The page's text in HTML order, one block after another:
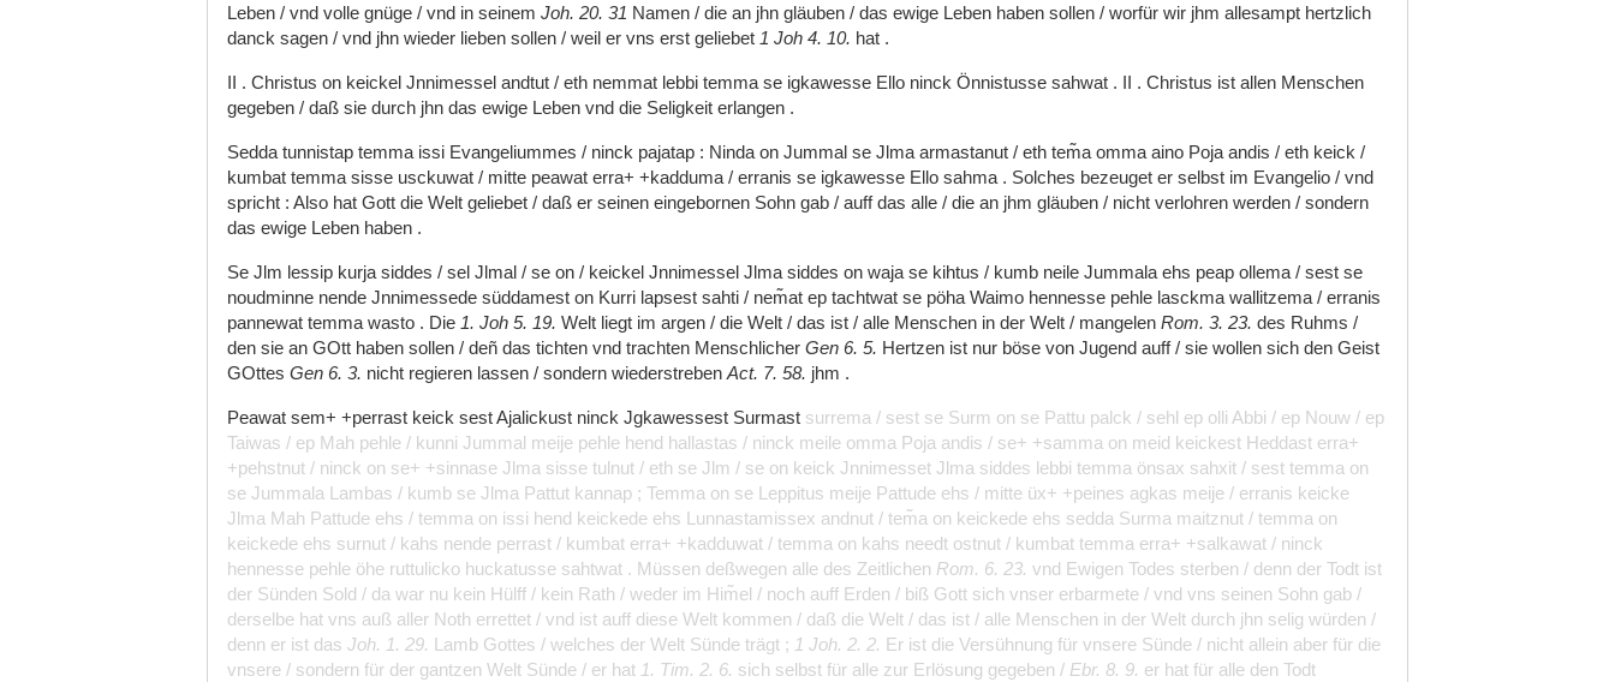
Leben / vnd volle gnüge / vnd in seinem Joh. 20. 31 Namen / die an jhn gläuben / das ewige Leben haben sollen / worfür wir jhm allesampt hertzlich
danck sagen / vnd jhn wieder lieben sollen / weil er vns erst geliebet 1 Joh 4. 10. hat .
II . Christus on keickel Jnnimessel andtut / eth nemmat lebbi temma se igkawesse Ello ninck Önnistusse sahwat . II . Christus ist allen Menschen
gegeben / daß sie durch jhn das ewige Leben vnd die Seligkeit erlangen .
Sedda tunnistap temma issi Evangeliummes / ninck pajatap : Ninda on Jummal se Jlma armastanut / eth tem͂a omma aino Poja andis / eth keick /
kumbat temma sisse usckuwat / mitte peawat erra+ +kadduma / erranis se igkawesse Ello sahma . Solches bezeuget er selbst im Evangelio / vnd
spricht : Also hat Gott die Welt geliebet / daß er seinen eingebornen Sohn gab / auffdas alle / die an jhm gläuben / nicht verlohren werden / sondern
das ewige Leben haben .
Se Jlm lessip kurja siddes / sel Jlmal / se on / keickel Jnnimessel Jlma siddes on waja se kihtus / kumb neile Jummala ehs peap ollema / sest se
noudminne nende Jnnimessede süddamest on Kurri lapsest sahti / nem͂at ep tachtwat se pöha Waimo hennesse pehle lasckma wallitzema / erranis
pannewat temma wasto . Die 1. Joh 5. 19. Welt liegt im argen / die Welt / das ist / alle Menschen in der Welt / mangelen Rom. 3. 23. des Ruhms /
den sie an GOtt haben sollen / deñ das tichten vnd trachten Menschlicher Gen 6. 5. Hertzen ist nur böse von Jugend auff/ sie wollen sich den Geist
GOttes Gen 6. 3. nicht regieren lassen / sondern wiederstreben Act. 7. 58. jhm .
Peawat sem+ +perrast keick sestAjalickust ninck Jgkawessest Surmast surrema / sest se Surm on se Pattu palck / sehl ep olli Abbi / ep Nouw / ep
Taiwas / ep Mah pehle / kunni Jummal meije pehle hend hallastas / ninck meile omma Poja andis / se+ +samma on meid keickest Heddast erra+
+pehstnut / ninck on se+ +sinnase Jlma sisse tulnut / eth se Jlm / se on keick Jnnimesset Jlma siddes lebbi temma önsax sahxit / sest temma on
se Jummala Lambas / kumb se Jlma Pattut kannap ; Temma on se Leppitus meije Pattude ehs / mitte üx+ +peines agkas meije / erranis keicke
Jlma Mah Pattude ehs / temma on issi hend keickede ehs Lunnastamissex andnut / tem͂a on keickede ehs sedda Surma maitznut / temma on
keickede ehs surnut / kahs nende perrast / kumbat erra+ +kadduwat / temma on kahs needt ostnut / kumbat temma erra+ +salkawat / ninck
hennesse pehle öhe ruttulicko huckatusse sahtwat . Müssen deßwegen alle des Zeitlichen Rom. 6. 23. vnd Ewigen Todes sterben / denn der Todt ist
der Sünden Sold / da war nu kein Hülff / kein Rath / weder im Him͂el / noch auff Erden / biß Gott sich vnser erbarmete / vnd vns seinen Sohn gab /
derselbe hat vns auß aller Noth errettet / vnd ist auff diese Welt kommen / daß die Welt / das ist / alle Menschen in der Welt durch jhn selig würden /
denn er ist das Joh. 1. 29. Lamb Gottes / welches der Welt Sünde trägt ; 1 Joh. 2. 2. Er ist die Versühnung für vnsere Sünde / nicht allein aber für die
vnsere / sondern für der gantzen Welt Sünde / er hat 1. Tim. 2. 6. sich selbst für alle zur Erlösung gegeben / Ebr. 8. 9. er hat für alle den Todt